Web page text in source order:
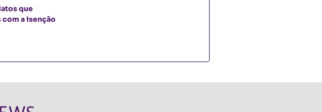
que
a isenção